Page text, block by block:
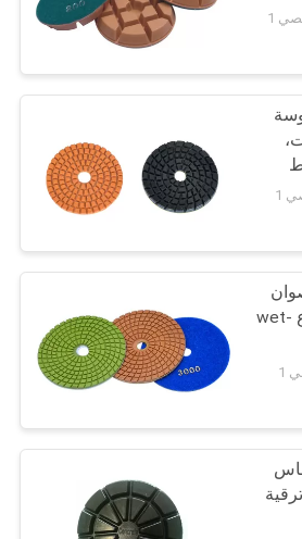
أسطوانة
كتلة
ماس يبطّن راتينج نوع wet-